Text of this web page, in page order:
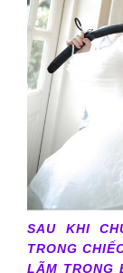
SAU KHI
TRONG
LÃM TRONG